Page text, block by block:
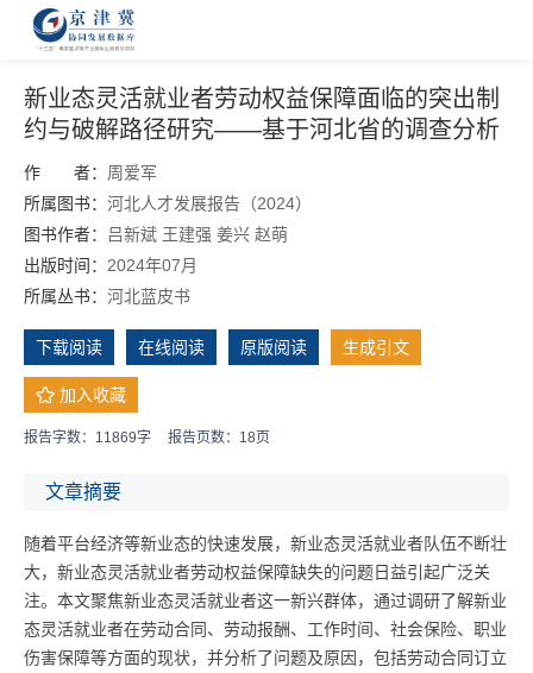
新业态灵活就业者劳动权益保障面临的突出制
约与破解路径研究——基于河北省的调查分析
作 者： 周爱军
所属图书： 河北人才发展报告（2024）
图书作者： 吕新斌 王建强 姜兴 赵萌
出版时间： 2024年07月
所属丛书： 河北蓝皮书
下载阅读 在线阅读 原版阅读 生成引文
加入收藏
报告字数：11869字 报告页数：18页
文章摘要
随着平台经济等新业态的快速发展，新业态灵活就业者队伍不断壮
大，新业态灵活就业者劳动权益保障缺失的问题日益引起广泛关
注。本文聚焦新业态灵活就业者这一新兴群体，通过调研了解新业
态灵活就业者在劳动合同、劳动报酬、工作时间、社会保险、职业
伤害保障等方面的现状，并分析了问题及原因，包括劳动合同订立